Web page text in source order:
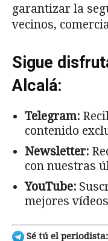
garantizar la
vecinos,
Sigue
Alcalá:
Telegram:
contenido
Newsletter:
con nuestras
YouTube:
mejores
Sé tú el periodista: